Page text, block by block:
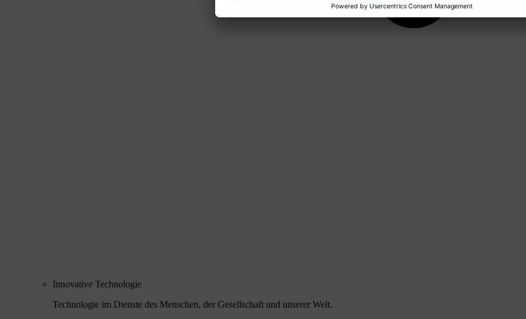
Innovative Technologie
Technologie im Dienste des Menschen, der Gesellschaft und unserer Welt.